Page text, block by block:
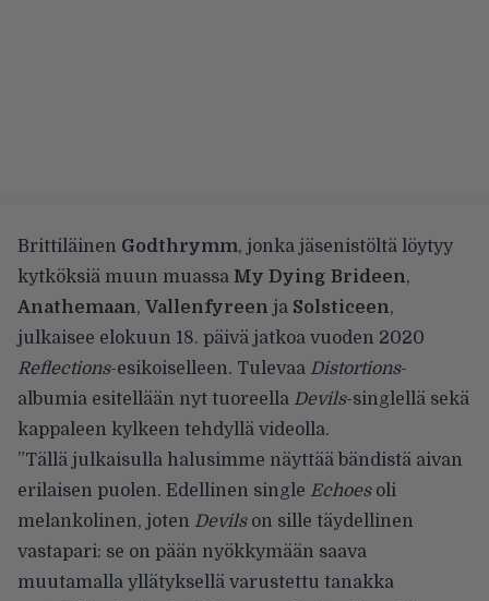
Brittiläinen Godthrymm, jonka jäsenistöltä löytyy
kytköksiä muun muassa My Dying Brideen,
Anathemaan, Vallenfyreen ja Solsticeen,
julkaisee elokuun 18. päivä jatkoa vuoden 2020
Reflections-esikoiselleen. Tulevaa Distortions-
albumia esitellään nyt tuoreella Devils-singlellä sekä
kappaleen kylkeen tehdyllä videolla.
”Tällä julkaisulla halusimme näyttää bändistä aivan
erilaisen puolen. Edellinen single Echoesoli
melankolinen, joten Devilson sille täydellinen
vastapari: se on pään nyökkymään saava
muutamalla yllätyksellä varustettu tanakka